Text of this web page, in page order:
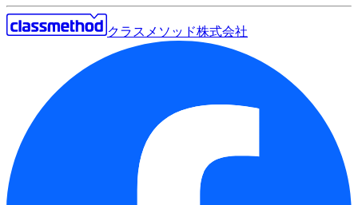
クラスメソッド株式会社